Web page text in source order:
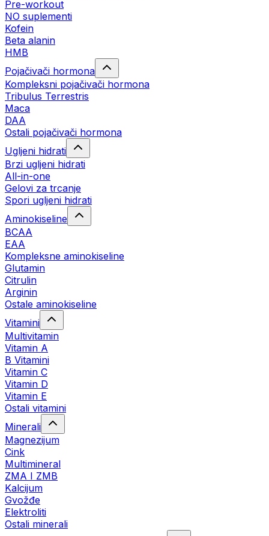
Pre-workout
NO suplementi
Kofein
Beta alanin
HMB
Pojačivači hormona
Kompleksni pojačivači hormona
Tribulus Terrestris
Maca
DAA
Ostali pojačivači hormona
Ugljeni hidrati
Brzi ugljeni hidrati
All-in-one
Gelovi za trcanje
Spori ugljeni hidrati
Aminokiseline
BCAA
ЕАА
Kompleksne aminokiseline
Glutamin
Citrulin
Arginin
Ostale aminokiseline
Vitamini
Multivitamin
Vitamin A
B Vitamini
Vitamin C
Vitamin D
Vitamin E
Ostali vitamini
Minerali
Magnezijum
Cink
Multimineral
ZMA I ZMB
Kalcijum
Gvožđe
Elektroliti
Ostali minerali